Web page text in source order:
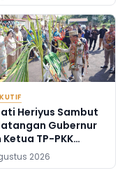
Heriyus Sambut
Gubernur
Ketua TP-PKK
2026